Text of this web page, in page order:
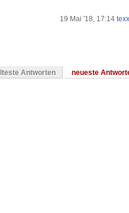
19 Mai '18, 17:14
Antworten neueste